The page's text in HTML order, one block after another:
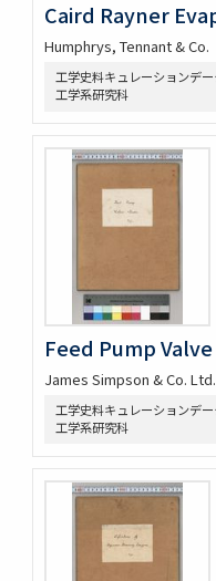
Caird Rayner
Humphrys, Tennant & Co.
工学史料キュレーションデ
工学系研究科
Feed Pump
James Simpson & Co. Ltd.
工学史料キュレーションデ
工学系研究科